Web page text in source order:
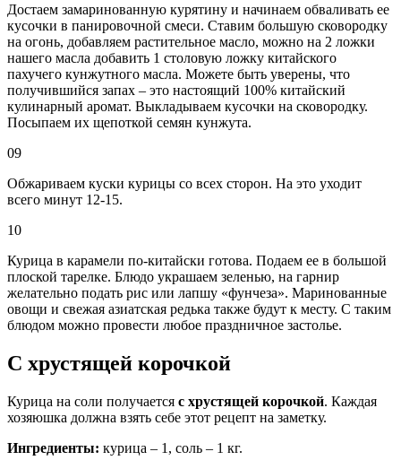
Достаем замаринованную курятину и начинаем обваливать ее
кусочки в панировочной смеси. Ставим большую сковородку
на огонь, добавляем растительное масло, можно на 2 ложки
нашего масла добавить 1 столовую ложку китайского
пахучего кунжутного масла. Можете быть уверены, что
получившийся запах – это настоящий 100% китайский
кулинарный аромат. Выкладываем кусочки на сковородку.
Посыпаем их щепоткой семян кунжута.
09
Обжариваем куски курицы со всех сторон. На это уходит
всего минут 12-15.
10
Курица в карамели по-китайски готова. Подаем ее в большой
плоской тарелке. Блюдо украшаем зеленью, на гарнир
желательно подать рис или лапшу «фунчеза». Маринованные
овощи и свежая азиатская редька также будут к месту. С таким
блюдом можно провести любое праздничное застолье.
С хрустящей корочкой
Курица на соли получается с хрустящей корочкой. Каждая
хозяюшка должна взять себе этот рецепт на заметку.
Ингредиенты: курица – 1, соль – 1 кг.